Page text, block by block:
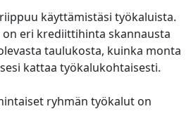
käyttämistäsi työkaluista.
on eri krediittihinta skannausta
taulukosta, kuinka monta
kattaa työkalukohtaisesti.
ryhmän työkalut on